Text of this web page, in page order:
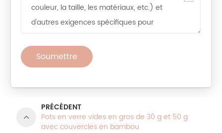
Soumettre
PRÉCÉDENT
Pots en verre vides en gros de 30 g et 50 g
avec couvercles en bambou